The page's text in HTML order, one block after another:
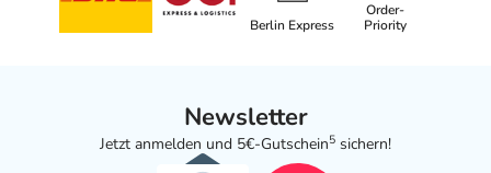
Berlin Express
Order-
Priority
Newsletter
Jetzt anmelden und 5€-Gutschein5 sichern!